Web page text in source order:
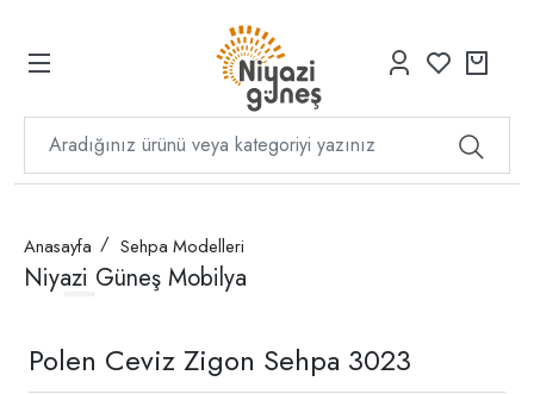
Anasayfa Sehpa Modelleri
Niyazi Güneş Mobilya
Polen Ceviz Zigon Sehpa 3023